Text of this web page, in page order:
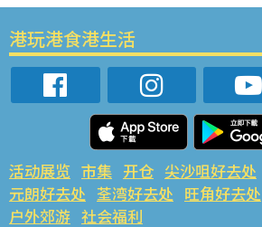
港玩港食港生活
活动展览 市集 开仓 尖沙咀好去处
元朗好去处 荃湾好去处 旺角好去处
户外郊游 社会福利